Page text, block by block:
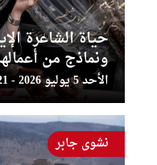
حياة الشاعرة
ونماذج من
الأحد 5 يوليو 2026 - 12:38:21
نشوى جابر